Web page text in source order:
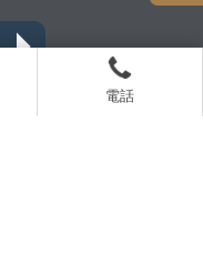
電話